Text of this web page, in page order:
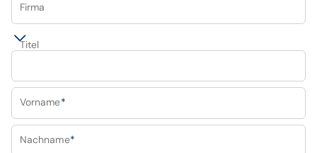
Firma
Titel
Vorname*
Nachname*